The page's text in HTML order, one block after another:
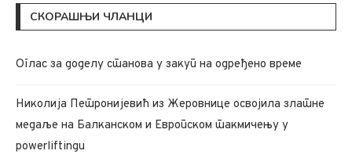
СКОРАШЊИ ЧЛАНЦИ
Oглас за доделу станова у закуп на одређено време
Николија Петронијевић из Жеровнице освојила златне
медаље на Балканском и Европском такмичењу у
powerliftingu